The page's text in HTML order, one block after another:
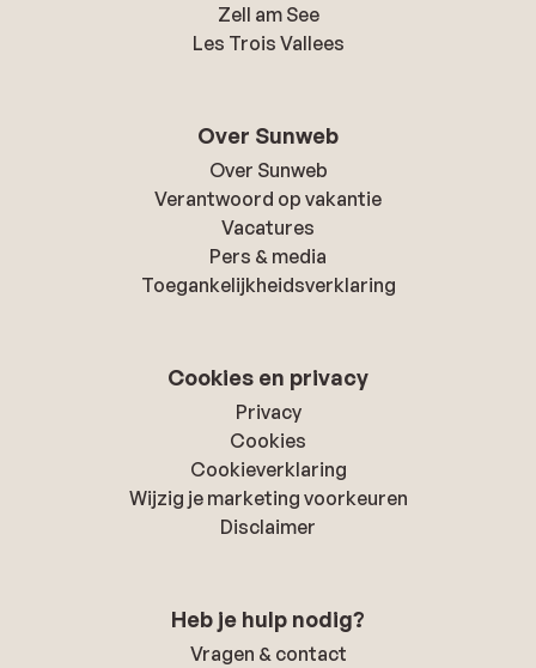
Zell am See
Les Trois Vallees
Over Sunweb
Over Sunweb
Verantwoord op vakantie
Vacatures
Pers & media
Toegankelijkheidsverklaring
Cookies en privacy
Privacy
Cookies
Cookieverklaring
Wijzig je marketing voorkeuren
Disclaimer
Heb je hulp nodig?
Vragen & contact